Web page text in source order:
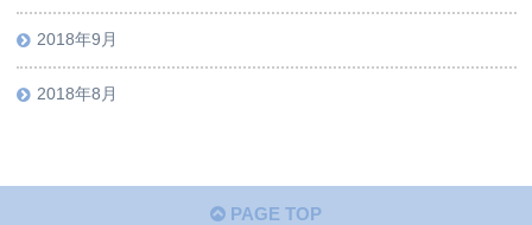
2018年9月
2018年8月
PAGE TOP